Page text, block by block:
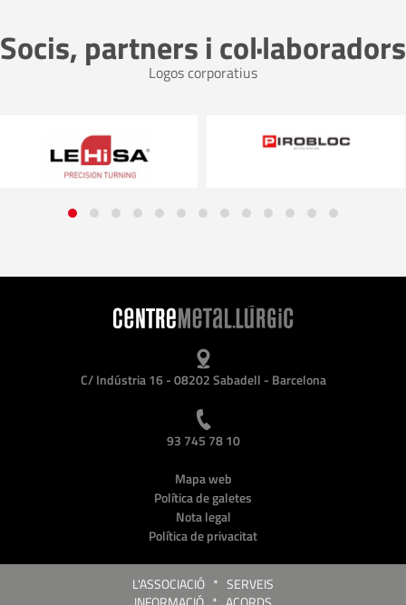
Socis, partners i col·laboradors
Logos corporatius
C/ Indústria 16 - 08202 Sabadell - Barcelona
93 745 78 10
Mapa web
Política de galetes
Nota legal
Política de privacitat
L'ASSOCIACIÓ * SERVEIS